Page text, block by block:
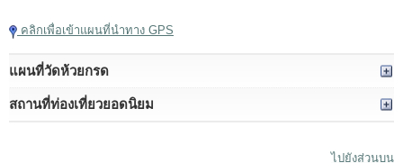
คลิกเพื่อเข้าแผนที่นำทาง GPS
แผนที่วัดห้วยกรด
สถานที่ท่องเที่ยวยอดนิยม
ไปยังส่วนบน